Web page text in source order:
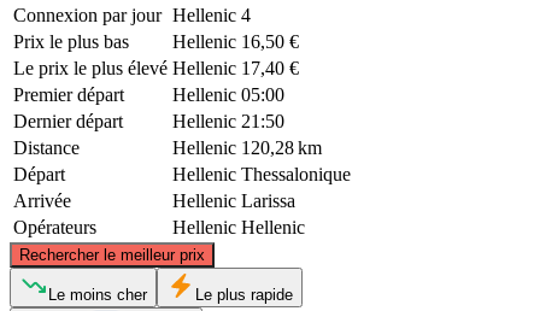
Connexion par jour Hellenic 4
Prix ​​le plus bas
Hellenic 16,50 €
Le prix le plus élevé Hellenic 17,40 €
Premier départ
Hellenic 05:00
Dernier départ
Hellenic 21:50
Distance
Hellenic 120,28 km
Départ
Hellenic Thessalonique
Arrivée
Hellenic Larissa
Opérateurs
Hellenic Hellenic
Rechercher le meilleur prix
Thessaloniki
©CARTO
Le moins cher Le plus rapide